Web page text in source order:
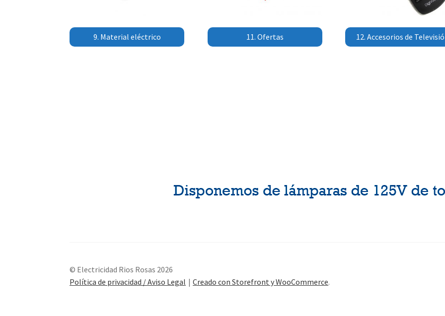
9. Material eléctrico 11. Ofertas 12. Accesorios de
© Electricidad Rios Rosas 2026
Política de privacidad / Aviso Legal
Creado con Storefront y WooCommerce.